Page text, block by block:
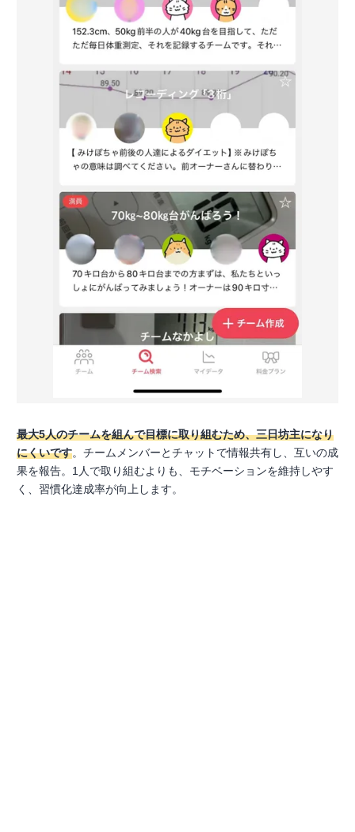
最大5人のチームを組んで目標に取り組むため、三日坊主になり
にくいです。チームメンバーとチャットで情報共有し、互いの成
果を報告。1人で取り組むよりも、モチベーションを維持しやす
く、習慣化達成率が向上します。